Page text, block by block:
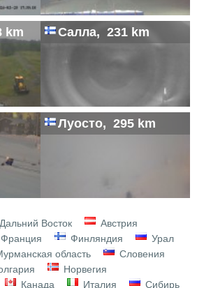
km Салла, 231 km
Луосто, 295 km
Дальний Восток
Австрия
Франция Финляндия
Урал
область
Словения
Норвегия
Канада Италия Сибирь